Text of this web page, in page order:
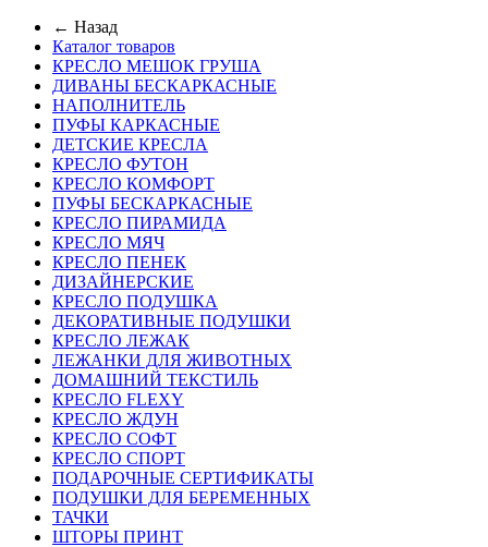
← Назад
Каталог товаров
КРЕСЛО МЕШОК ГРУША
ДИВАНЫ БЕСКАРКАСНЫЕ
НАПОЛНИТЕЛЬ
ПУФЫ КАРКАСНЫЕ
ДЕТСКИЕ КРЕСЛА
КРЕСЛО ФУТОН
КРЕСЛО КОМФОРТ
ПУФЫ БЕСКАРКАСНЫЕ
КРЕСЛО ПИРАМИДА
КРЕСЛО МЯЧ
КРЕСЛО ПЕНЕК
ДИЗАЙНЕРСКИЕ
КРЕСЛО ПОДУШКА
ДЕКОРАТИВНЫЕ ПОДУШКИ
КРЕСЛО ЛЕЖАК
ЛЕЖАНКИ ДЛЯ ЖИВОТНЫХ
ДОМАШНИЙ ТЕКСТИЛЬ
КРЕСЛО FLEXY
КРЕСЛО ЖДУН
КРЕСЛО СОФТ
КРЕСЛО СПОРТ
ПОДАРОЧНЫЕ СЕРТИФИКАТЫ
ПОДУШКИ ДЛЯ БЕРЕМЕННЫХ
ТАЧКИ
ШТОРЫ ПРИНТ